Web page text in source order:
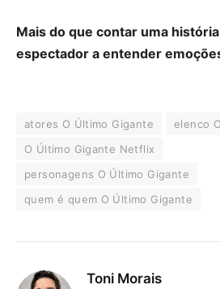
Mais do que contar uma
espectador a entender
atores O Último Gigante
elenco
O Último Gigante Netflix
personagens O Último Gigante
quem é quem O Último Gigante
Toni Morais